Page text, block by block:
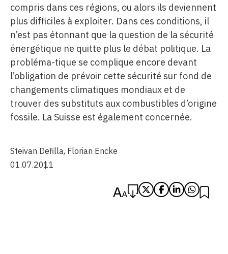
compris dans ces régions, ou alors ils deviennent
plus difficiles à exploiter. Dans ces conditions, il
n’est pas étonnant que la question de la sécurité
énergétique ne quitte plus le débat politique. La
probléma-tique se complique encore devant
l’obligation de prévoir cette sécurité sur fond de
changements climatiques mondiaux et de
trouver des substituts aux combustibles d’origine
fossile. La Suisse est également concernée.
Steivan Defilla, Florian Encke
01.07.2011